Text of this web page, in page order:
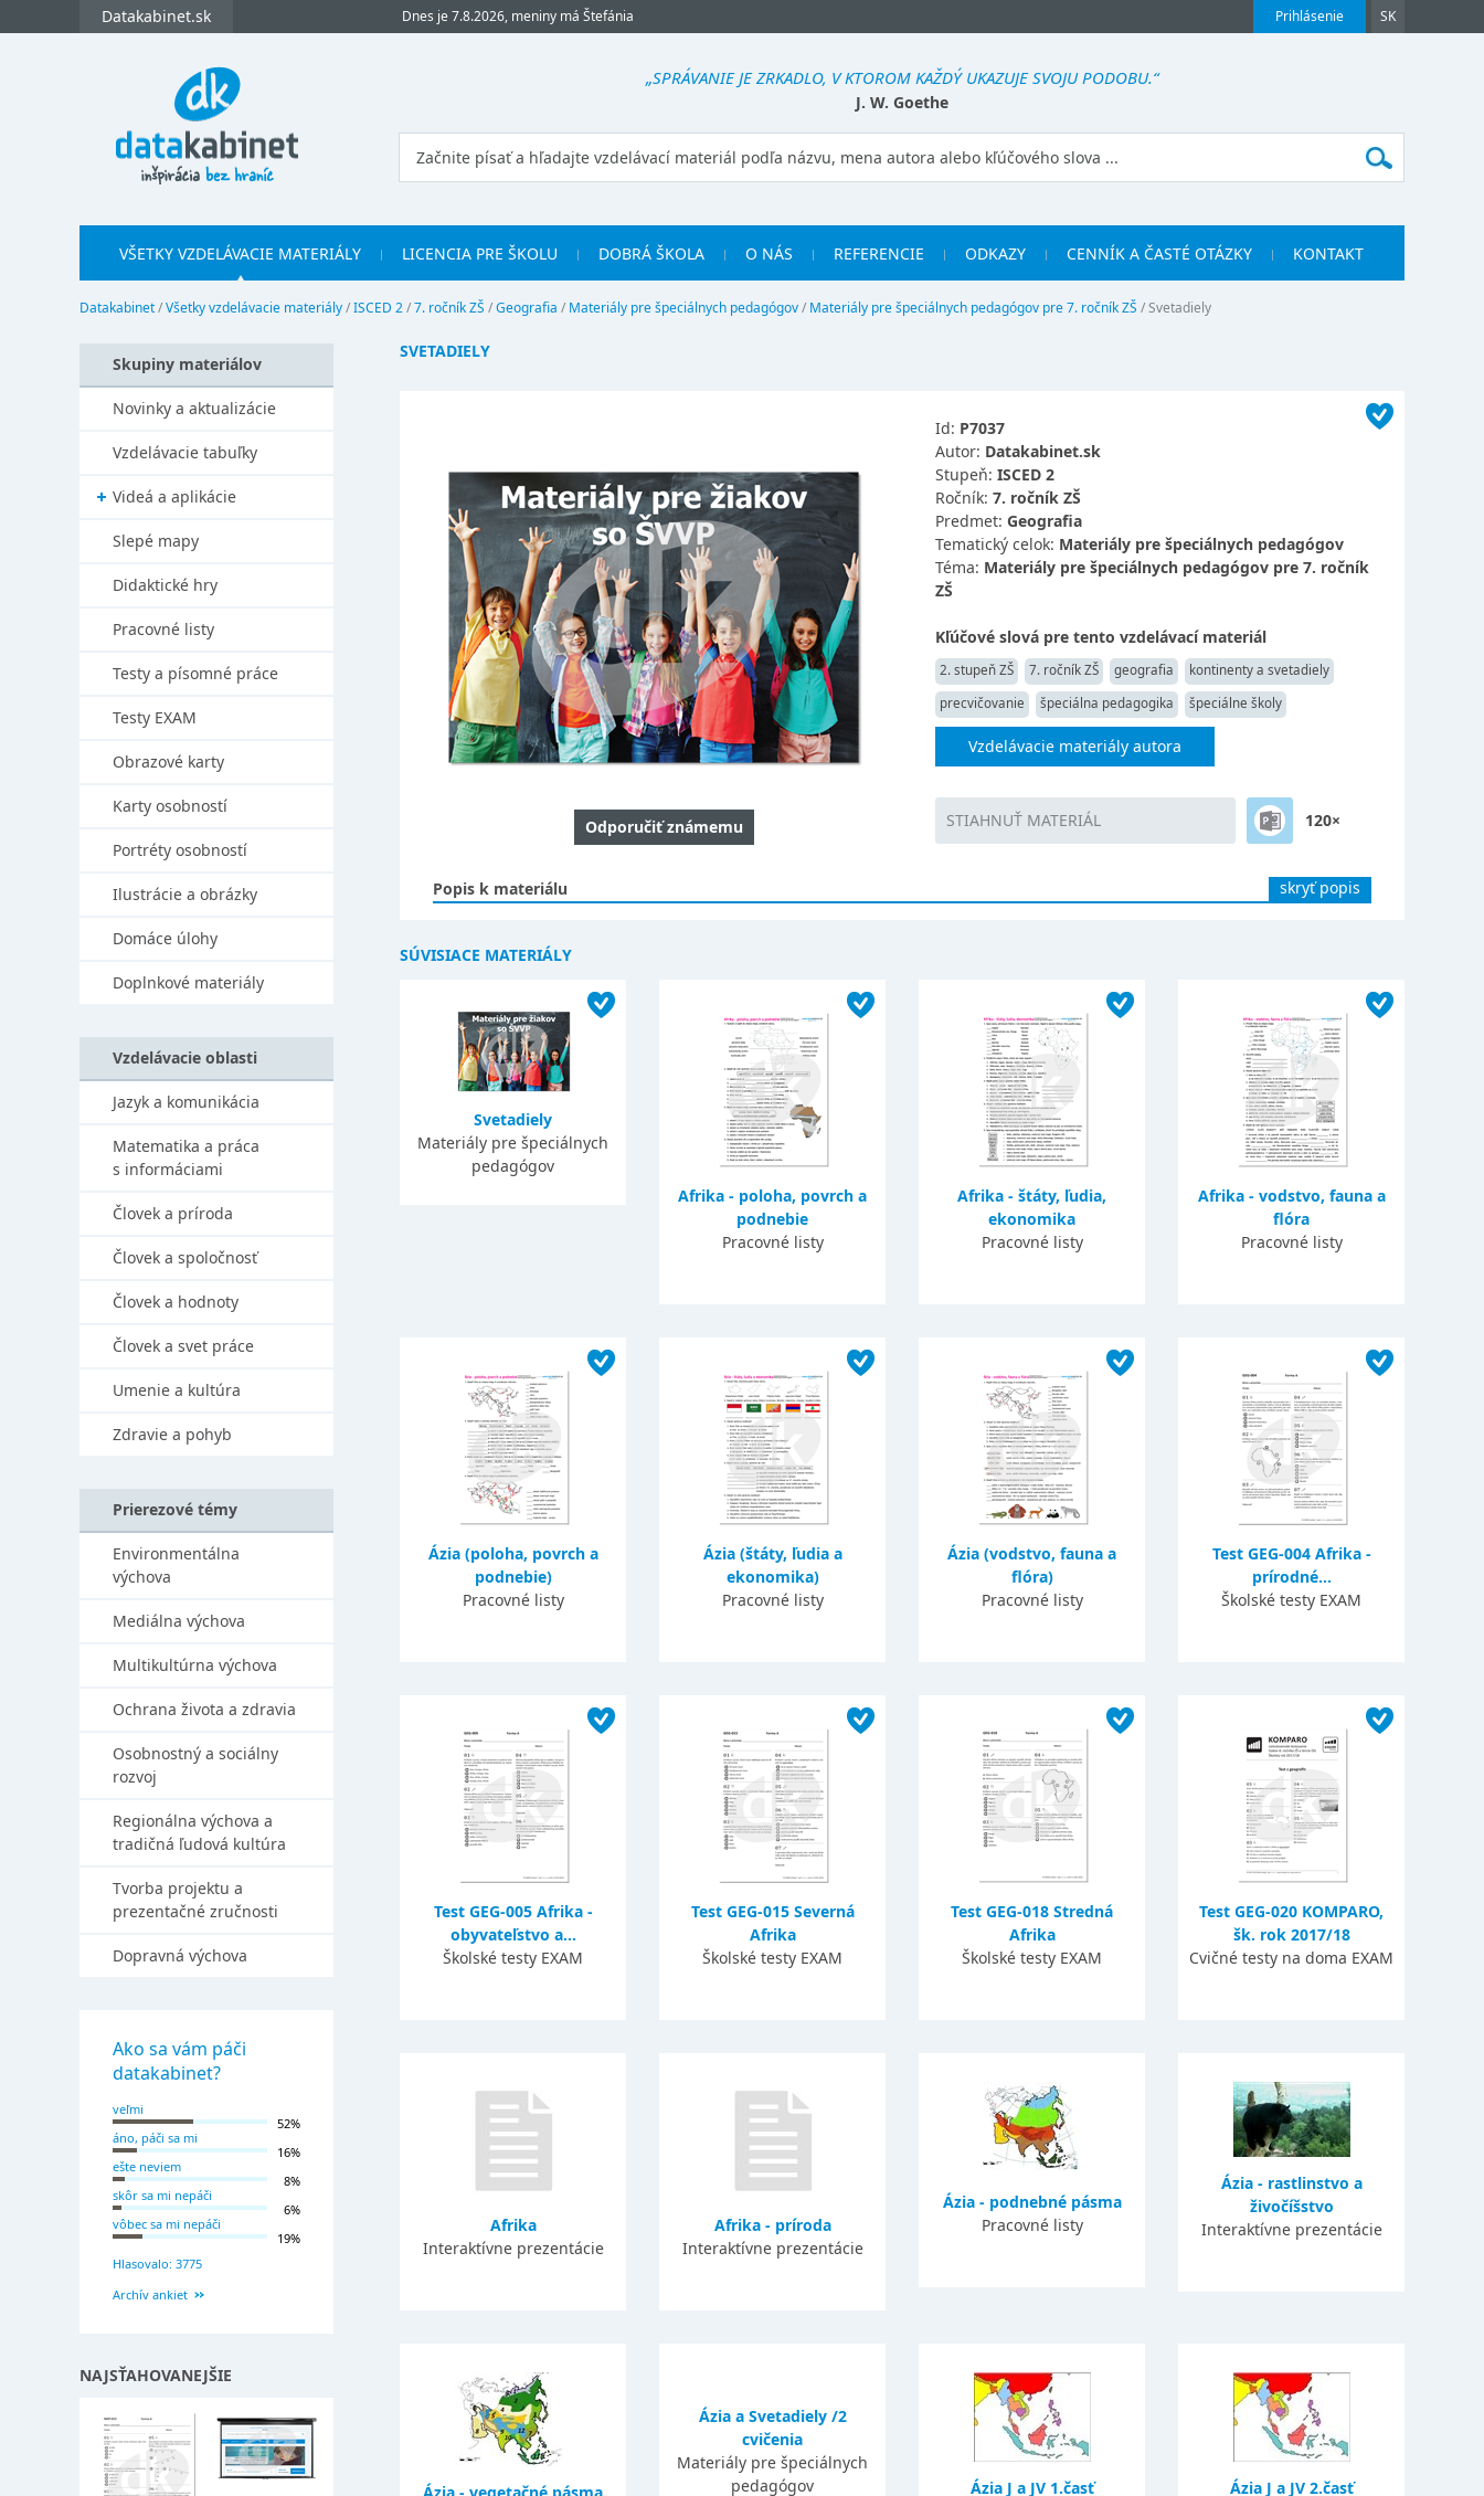
Prihlásenie SK
Datakabinet.sk Dnes je 7.8.2026, meniny má Štefánia
„SPRÁVANIE JE ZRKADLO, V KTOROM KAŽDÝ UKAZUJE SVOJU PODOBU.“
J. W. Goethe
VŠETKY VZDELÁVACIE MATERIÁLY LICENCIA PRE ŠKOLU DOBRÁ ŠKOLA O NÁS REFERENCIE ODKAZY CENNÍK A ČASTÉ OTÁZKY KONTAKT
Datakabinet/Všetky vzdelávacie materiály/ISCED 2/7. ročník ZŠ /Geografia / Materiály pre špeciálnych pedagógov/ Materiály pre špeciálnych pedagógov pre 7. ročník ZŠ /Svetadiely
SVETADIELY
Odporučiť známemu
Id: P7037
Autor: Datakabinet.sk
Stupeň: ISCED 2
Ročník: 7. ročník ZŠ
Predmet: Geografia
Tematický celok: Materiály pre špeciálnych pedagógov
Téma: Materiály pre špeciálnych pedagógov pre 7. ročník
ZŠ
Kľúčové slová pre tento vzdelávací materiál
2. stupeň ZŠ 7. ročník ZŠ geografia
kontinenty a svetadiely
precvičovanie
špeciálna pedagogika špeciálne školy
Vzdelávacie materiály autora
STIAHNUŤ MATERIÁL 120×
Popis k materiálu skryť popis
SÚVISIACE MATERIÁLY
Svetadiely
Materiály pre špeciálnych
pedagógov
Afrika - poloha, povrch a
podnebie
Pracovné listy
Afrika - štáty, ľudia,
ekonomika
Pracovné listy
Afrika - vodstvo, fauna a
flóra
Pracovné listy
Ázia (poloha, povrch a
podnebie)
Pracovné listy
Ázia (štáty, ľudia a
ekonomika)
Pracovné listy
Ázia (vodstvo, fauna a
flóra)
Pracovné listy
Test GEG-004 Afrika -
prírodné...
Školské testy EXAM
Test GEG-005 Afrika -
obyvateľstvo a...
Školské testy EXAM
Test GEG-015 Severná
Afrika
Školské testy EXAM
Test GEG-018 Stredná
Afrika
Školské testy EXAM
Test GEG-020 KOMPARO,
šk. rok 2017/18
Cvičné testy na doma EXAM
Afrika
Interaktívne prezentácie
Afrika - príroda
Interaktívne prezentácie
Ázia - podnebné pásma
Pracovné listy
Ázia - rastlinstvo a
živočíšstvo
Interaktívne prezentácie
Ázia a Svetadiely /2
cvičenia
Materiály pre špeciálnych
pedagógov
Ázia J a JV 1.časť
Ázia J a JV 2.časť
Skupiny materiálov
Novinky a aktualizácie
Vzdelávacie tabuľky
Videá a aplikácie
Slepé mapy
Didaktické hry
Pracovné listy
Testy a písomné práce
Testy EXAM
Obrazové karty
Karty osobností
Portréty osobností
Ilustrácie a obrázky
Domáce úlohy
Doplnkové materiály
Vzdelávacie oblasti
Jazyk a komunikácia
Matematika a práca
s informáciami
Človek a príroda
Človek a spoločnosť
Človek a hodnoty
Človek a svet práce
Umenie a kultúra
Zdravie a pohyb
Prierezové témy
Environmentálna
výchova
Mediálna výchova
Multikultúrna výchova
Ochrana života a zdravia
Osobnostný a sociálny
rozvoj
Regionálna výchova a
tradičná ľudová kultúra
Tvorba projektu a
prezentačné zručnosti
Dopravná výchova
Ako sa vám páči
datakabinet?
veľmi
52%
áno, páči sa mi
16%
ešte neviem
8%
skôr sa mi nepáči
6%
vôbec sa mi nepáči
19%
Hlasovalo: 3775
Archív ankiet
NAJSŤAHOVANEJŠIE